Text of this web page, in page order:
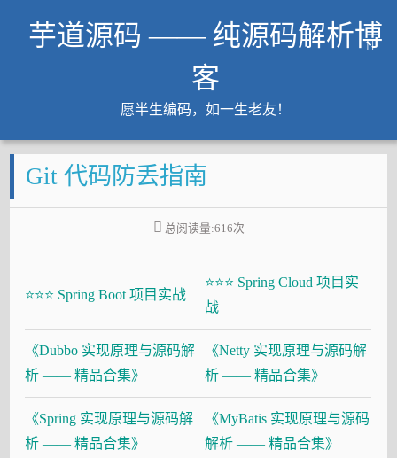
芋道源码 —— 纯源码解析博
客
愿半生编码，如一生老友！
文章
知识星球
Github
友链
大厂面试必备
Java 超神之路
Git 代码防丢指南
总阅读量:616次
⭐⭐⭐ Spring Boot 项目实战
⭐⭐⭐ Spring Cloud 项目实
战
《Dubbo 实现原理与源码解
析 —— 精品合集》
《Netty 实现原理与源码解
析 —— 精品合集》
《Spring 实现原理与源码解
析 —— 精品合集》
《MyBatis 实现原理与源码
解析 —— 精品合集》